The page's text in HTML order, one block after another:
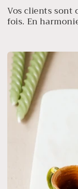
Vos clients sont
fois. En